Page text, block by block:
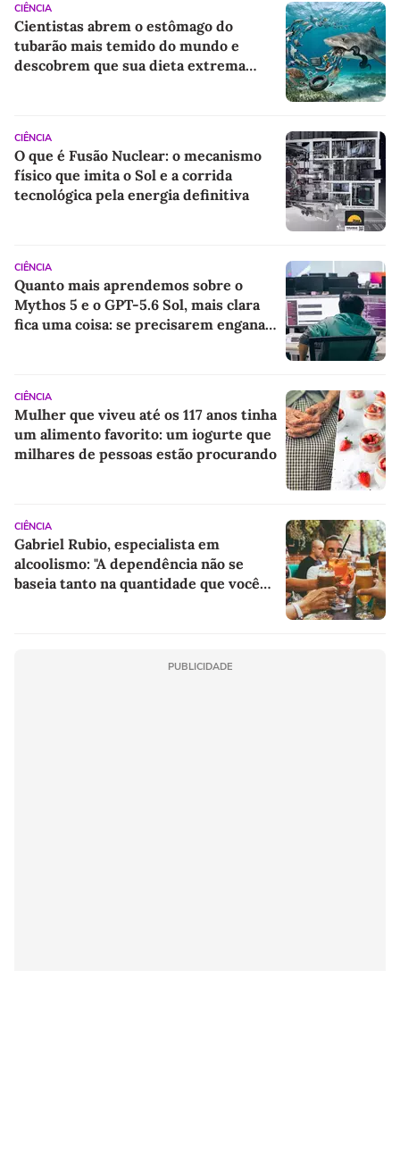
CIÊNCIA
Cientistas abrem o estômago do
tubarão mais temido do mundo e
descobrem que sua dieta extrema
CIÊNCIA
O que é Fusão Nuclear: o mecanismo
físico que imita o Sol e a corrida
tecnológica pela energia definitiva
CIÊNCIA
Quanto mais aprendemos sobre o
Mythos 5 e o GPT-5.6 Sol, mais clara
fica uma coisa: se precisarem enganar
CIÊNCIA
Mulher que viveu até os 117 anos tinha
um alimento favorito: um iogurte que
milhares de pessoas estão procurando
CIÊNCIA
Gabriel Rubio, especialista em
alcoolismo: "A dependência não se
baseia tanto na quantidade que você
PUBLICIDADE